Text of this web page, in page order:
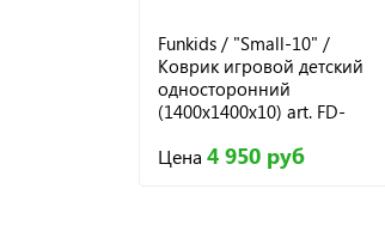
Funkids / "Small-10" /
Коврик игровой детский
односторонний
(1400х1400х10) art. FD-
Цена 4 950 руб